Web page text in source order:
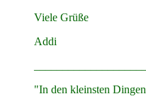
Viele Grüße
Addi
"In den kleinsten Dingen